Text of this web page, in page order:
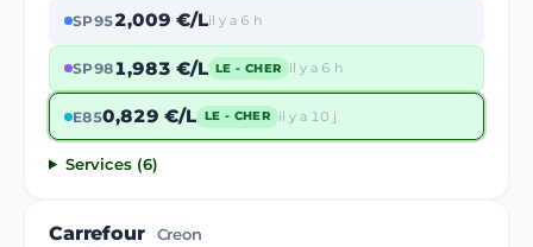
SP952,009 €/Lil y a 6 h
SP981,983 €/L LE - CHER il y a 6 h
E850,829 €/L LE - CHER il y a 10 j
Services (6)
Carrefour Creon